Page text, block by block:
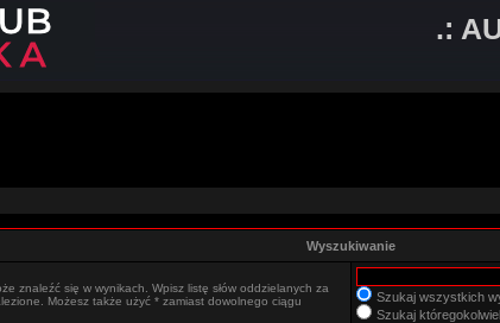
.:
Wyszukiwanie
znaleźć się w wynikach. Wpisz listę słów oddzielanych za
Możesz także użyć * zamiast dowolnego ciągu
Szukaj wszystkich
Szukaj